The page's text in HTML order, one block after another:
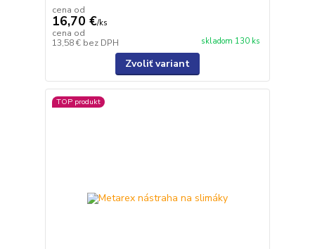
cena od
16,70 €/ks
cena od
13,58 € bez DPH skladom 130 ks
Zvoliť variant
TOP produkt